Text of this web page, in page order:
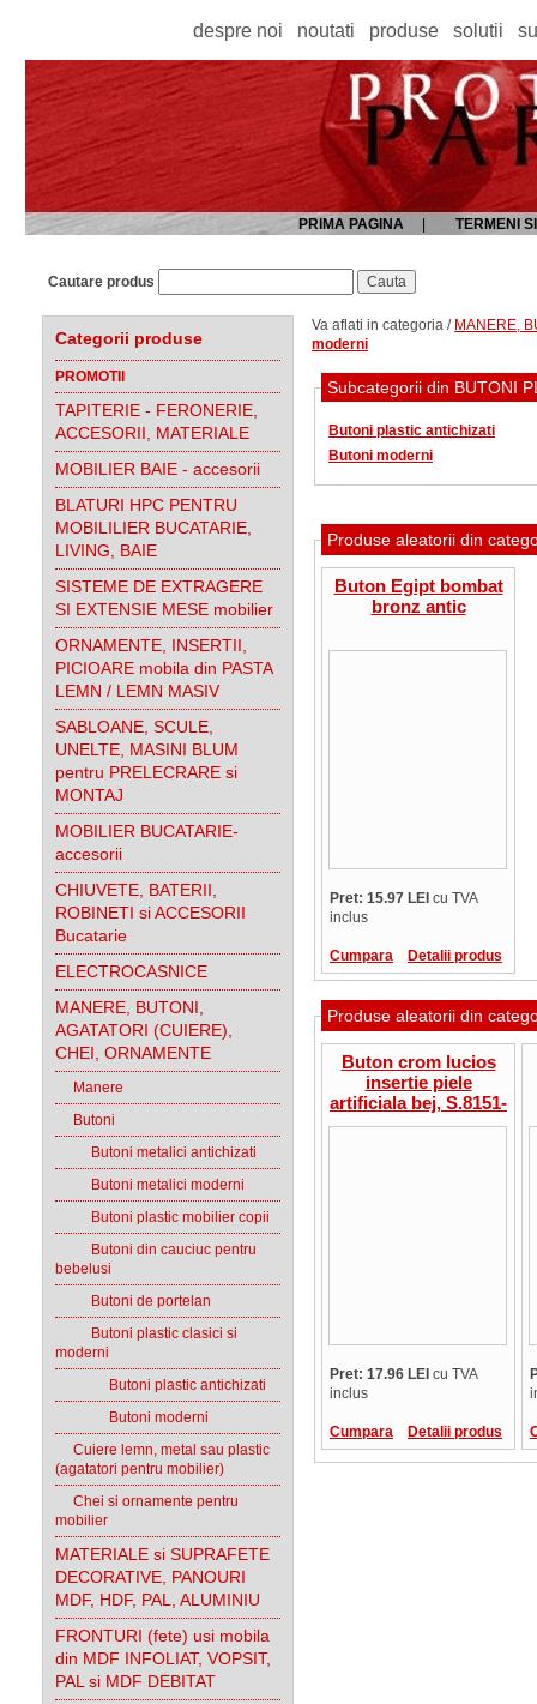
despre noi noutati produse solutii
PRIMA PAGINA TERMENI
Cautare produs
Categorii produse
PROMOTII
TAPITERIE - FERONERIE,
ACCESORII, MATERIALE
MOBILIER BAIE - accesorii
BLATURI HPC PENTRU
MOBILILIER BUCATARIE,
LIVING, BAIE
SISTEME DE EXTRAGERE
SI EXTENSIE MESE mobilier
ORNAMENTE, INSERTII,
PICIOARE mobila din PASTA
LEMN / LEMN MASIV
SABLOANE, SCULE,
UNELTE, MASINI BLUM
pentru PRELECRARE si
MONTAJ
MOBILIER BUCATARIE-
accesorii
CHIUVETE, BATERII,
ROBINETI si ACCESORII
Bucatarie
ELECTROCASNICE
MANERE, BUTONI,
AGATATORI (CUIERE),
CHEI, ORNAMENTE
Manere
Butoni
Butoni metalici antichizati
Butoni metalici moderni
Butoni plastic mobilier copii
Butoni din cauciuc pentru
bebelusi
Butoni de portelan
Butoni plastic clasici si
moderni
Butoni plastic antichizati
Butoni moderni
Cuiere lemn, metal sau plastic
(agatatori pentru mobilier)
Chei si ornamente pentru
mobilier
MATERIALE si SUPRAFETE
DECORATIVE, PANOURI
MDF, HDF, PAL, ALUMINIU
FRONTURI (fete) usi mobila
din MDF INFOLIAT, VOPSIT,
PAL si MDF DEBITAT
Va aflati in categoria / MANERE,
moderni
Subcategorii din BUTONI
Butoni plastic antichizati
Butoni moderni
Produse aleatorii din
Buton Egipt bombat
bronz antic
Pret: 15.97 LEI cu TVA
inclus
Cumpara Detalii produs
Produse aleatorii din
Buton crom lucios
insertie piele
artificiala bej, S.8151-
60MT1LS9
Pret: 17.96 LEI cu TVA
inclus
Cumpara Detalii produs